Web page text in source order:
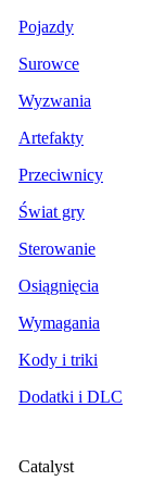
Pojazdy
Surowce
Wyzwania
Artefakty
Przeciwnicy
Świat gry
Sterowanie
Osiągnięcia
Wymagania
Kody i triki
Dodatki i DLC
Catalyst